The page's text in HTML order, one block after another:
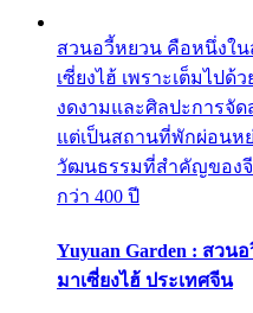
สวนอวี้หยวน คือหนึ่งใ
เซี่ยงไฮ้ เพราะเต็มไป
งดงามและศิลปะการจั
แต่เป็นสถานที่พักผ่อนห
วัฒนธรรมที่สำคัญของ
กว่า 400 ปี
Yuyuan Garden : สวน
มาเซี่ยงไฮ้ ประเทศจีน